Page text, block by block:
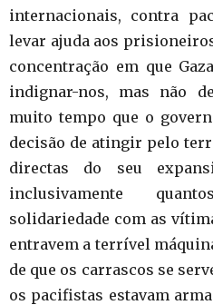
internacionais, contra
levar ajuda aos
concentração em que
indignar-nos, mas não
muito tempo que o
decisão de atingir pelo
directas do seu
inclusivamente
solidariedade com as
entravem a terrível
de que os carrascos se
os pacifistas estavam